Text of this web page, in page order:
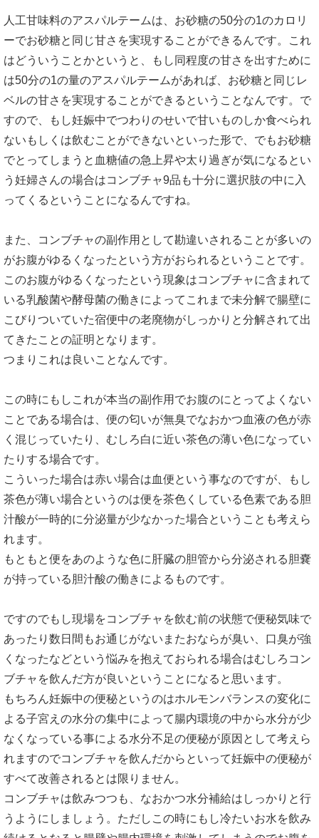
人工甘味料のアスパルテームは、お砂糖の50分の1のカロリ
ーでお砂糖と同じ甘さを実現することができるんです。これ
はどういうことかというと、もし同程度の甘さを出すために
は50分の1の量のアスパルテームがあれば、お砂糖と同じレ
ベルの甘さを実現することができるということなんです。で
すので、もし妊娠中でつわりのせいで甘いものしか食べられ
ないもしくは飲むことができないといった形で、でもお砂糖
でとってしまうと血糖値の急上昇や太り過ぎが気になるとい
う妊婦さんの場合はコンブチャ9品も十分に選択肢の中に入
ってくるということになるんですね。
また、コンブチャの副作用として勘違いされることが多いの
がお腹がゆるくなったという方がおられるということです。
このお腹がゆるくなったという現象はコンブチャに含まれて
いる乳酸菌や酵母菌の働きによってこれまで未分解で腸壁に
こびりついていた宿便中の老廃物がしっかりと分解されて出
てきたことの証明となります。
つまりこれは良いことなんです。
この時にもしこれが本当の副作用でお腹のにとってよくない
ことである場合は、便の匂いが無臭でなおかつ血液の色が赤
く混じっていたり、むしろ白に近い茶色の薄い色になってい
たりする場合です。
こういった場合は赤い場合は血便という事なのですが、もし
茶色が薄い場合というのは便を茶色くしている色素である胆
汁酸が一時的に分泌量が少なかった場合ということも考えら
れます。
もともと便をあのような色に肝臓の胆管から分泌される胆嚢
が持っている胆汁酸の働きによるものです。
ですのでもし現場をコンブチャを飲む前の状態で便秘気味で
あったり数日間もお通じがないまたおならが臭い、口臭が強
くなったなどという悩みを抱えておられる場合はむしろコン
ブチャを飲んだ方が良いということになると思います。
もちろん妊娠中の便秘というのはホルモンバランスの変化に
よる子宮えの水分の集中によって腸内環境の中から水分が少
なくなっている事による水分不足の便秘が原因として考えら
れますのでコンブチャを飲んだからといって妊娠中の便秘が
すべて改善されるとは限りません。
コンブチャは飲みつつも、なおかつ水分補給はしっかりと行
うようにしましょう。ただしこの時にもし冷たいお水を飲み